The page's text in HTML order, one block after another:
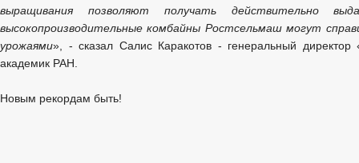
выращивания позволяют получать действительно
высокопроизводительные комбайны Ростсельмаш могут
урожаями», - сказал Салис Каракотов - генеральный
академик РАН.
Новым рекордам быть!